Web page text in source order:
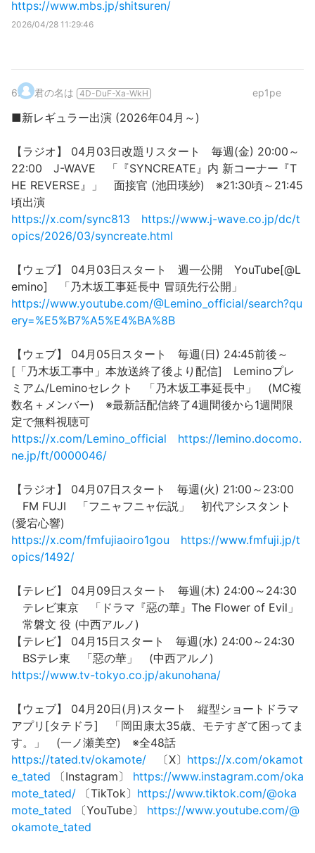
https://www.mbs.jp/shitsuren/
2026/04/28 11:29:46
6. 君の名は 4D-DuF-Xa-WkH ep1pe
■新レギュラー出演 (2026年04月～)
【ラジオ】 04月03日改題リスタート 毎週(金) 20:00～
22:00 J-WAVE 「『SYNCREATE』内 新コーナー『T
HE REVERSE』」 面接官 (池田瑛紗) ※21:30頃～21:45
頃出演
https://x.com/sync813
https://www.j-wave.co.jp/dc/t
opics/2026/03/syncreate.html
【ウェブ】 04月03日スタート 週一公開 YouTube[@L
emino] 「乃木坂工事延長中 冒頭先行公開」
https://www.youtube.com/@Lemino_official/search?qu
ery=%E5%B7%A5%E4%BA%8B
【ウェブ】 04月05日スタート 毎週(日) 24:45前後～
[「乃木坂工事中」本放送終了後より配信] Leminoプレ
ミアム/Leminoセレクト 「乃木坂工事延長中」 (MC複
数名＋メンバー) ※最新話配信終了4週間後から1週間限
定で無料視聴可
https://x.com/Lemino_official
https://lemino.docomo.
ne.jp/ft/0000046/
【ラジオ】 04月07日スタート 毎週(火) 21:00～23:00
FM FUJI 「フニャフニャ伝説」 初代アシスタント
(愛宕心響)
https://x.com/fmfujiaoiro1gou
https://www.fmfuji.jp/t
opics/1492/
【テレビ】 04月09日スタート 毎週(木) 24:00～24:30
テレビ東京 「ドラマ『惡の華』The Flower of Evil」
常磐文 役 (中西アルノ)
【テレビ】 04月15日スタート 毎週(水) 24:00～24:30
BSテレ東 「惡の華」 (中西アルノ)
https://www.tv-tokyo.co.jp/akunohana/
【ウェブ】 04月20日(月)スタート 縦型ショートドラマ
アプリ[タテドラ] 「岡田康太35歳、モテすぎて困ってま
す。」 (一ノ瀬美空) ※全48話
https://tated.tv/okamote/ 〔X〕 https://x.com/okamot
e_tated 〔Instagram〕 https://www.instagram.com/oka
mote_tated/ 〔TikTok〕 https://www.tiktok.com/@oka
mote_tated 〔YouTube〕 https://www.youtube.com/@
okamote_tated